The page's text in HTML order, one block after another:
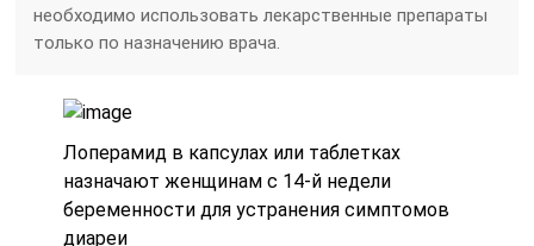
необходимо использовать лекарственные препараты
только по назначению врача.
Лоперамид в капсулах или таблетках
назначают женщинам с 14-й недели
беременности для устранения симптомов
диареи